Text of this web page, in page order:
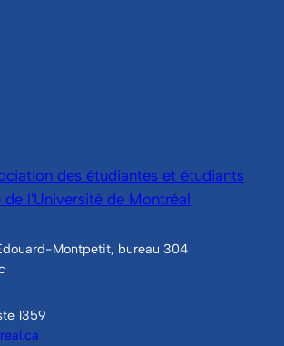
des étudiantes et étudiants
l'Université de Montréal
Montpetit, bureau 304
1359